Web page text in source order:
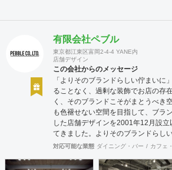
有限会社ペブル
東京都江東区富岡2-4-4 YANE内
店舗デザイン
この会社からのメッセージ
「よりそのブランドらしい佇まいに
ることなく、過剰な装飾でお店の存
く、そのブランドこそがまとうべき
も色褪せない空間を目指して、ブラ
した店舗デザインを2001年12月設
てきました。よりそのブランドらし
所に、必要なデザインを」 2012年
らブランディングまで総合的にブラ
対応可能な業態 ダイニング・バー カフェ